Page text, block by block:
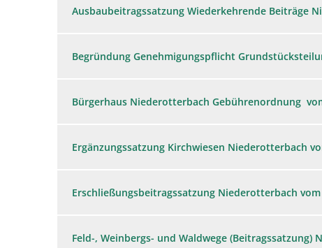
Ausbaubeitragssatzung Wiederkehrende Beiträge
Begründung Genehmigungspflicht
Bürgerhaus Niederotterbach Gebührenordnung
Ergänzungssatzung Kirchwiesen Niederotterbach
Erschließungsbeitragssatzung Niederotterbach vom
Feld-, Weinbergs- und Waldwege (Beitragssatzung)